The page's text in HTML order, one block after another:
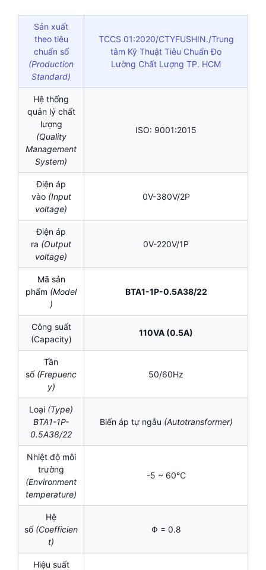
Sản xuất
theo tiêu
chuẩn số
(Production
Standard)
TCCS 01:2020/CTYFUSHIN./Trung
tâm Kỹ Thuật Tiêu Chuẩn Đo
Lường Chất Lượng TP. HCM
Hệ thống
quản lý chất
lượng
(Quality
Management
System)
ISO: 9001:2015
Điện áp
vào (Input
voltage)
0V-380V/2P
Điện áp
ra (Output
voltage)
0V-220V/1P
Mã sản
phẩm (Model
)
BTA1-1P-0.5A38/22
Công suất
(Capacity)
110VA (0.5A)
Tần
số (Frepuenc
y)
50/60Hz
Loại (Type)
BTA1-1P-
0.5A38/22
Biến áp tự ngẫu (Autotransformer)
Nhiệt độ môi
trường
(Environment
temperature)
-5 ~ 60℃
Hệ
số (Coefficien
t)
Φ = 0.8
Hiệu suất